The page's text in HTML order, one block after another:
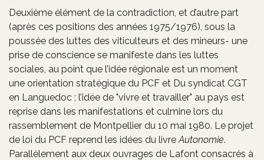
Deuxième élément de la contradiction, et d’autre part
(après ces positions des années 1975/1976), sous la
poussée des luttes des viticulteurs et des mineurs- une
prise de conscience se manifeste dans les luttes
sociales, au point que l’idée régionale est un moment
une orientation stratégique du PCF et Du syndicat CGT
en Languedoc ; l’idée de "vivre et travailler" au pays est
reprise dans les manifestations et culmine lors du
rassemblement de Montpellier du 10 mai 1980. Le projet
de loi du PCF reprend les idées du livreAutonomie.
Parallèlement aux deux ouvrages de Lafont consacrés à